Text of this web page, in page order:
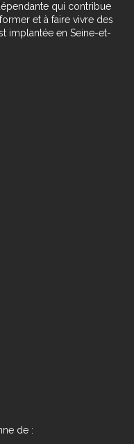
qui contribue
et à faire vivre des
implantée en Seine-et-
de :